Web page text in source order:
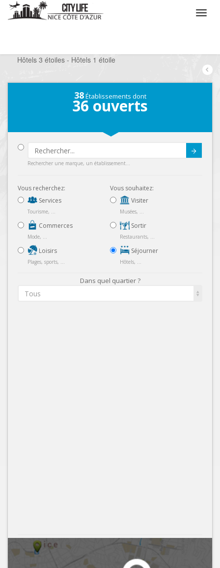
Hôtels 3 étoiles - Hôtels 1 étoile
38Établissements dont
36 ouverts
Rechercher une marque, un établissement...
Vous recherchez:
Services
Tourisme, ...
Commerces
Mode, ...
Loisirs
Plages, sports, ...
Vous souhaitez:
Visiter
Musées, ...
Sortir
Restaurants, ...
Séjourner
Hôtels, ...
Dans quel quartier ?
Tous